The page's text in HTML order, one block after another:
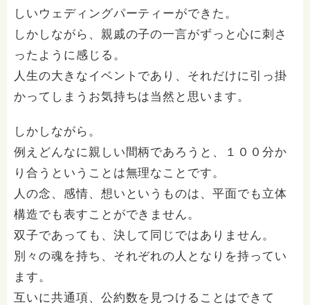
しいウェディングパーティーができた。
しかしながら、親戚の子の一言がずっと心に刺さ
ったように感じる。
人生の大きなイベントであり、それだけに引っ掛
かってしまうお気持ちは当然と思います。
しかしながら。
例えどんなに親しい間柄であろうと、１００分か
り合うということは無理なことです。
人の念、感情、想いというものは、平面でも立体
構造でも表すことができません。
双子であっても、決して同じではありません。
別々の魂を持ち、それぞれの人となりを持ってい
ます。
互いに共通項、公約数を見つけることはできて